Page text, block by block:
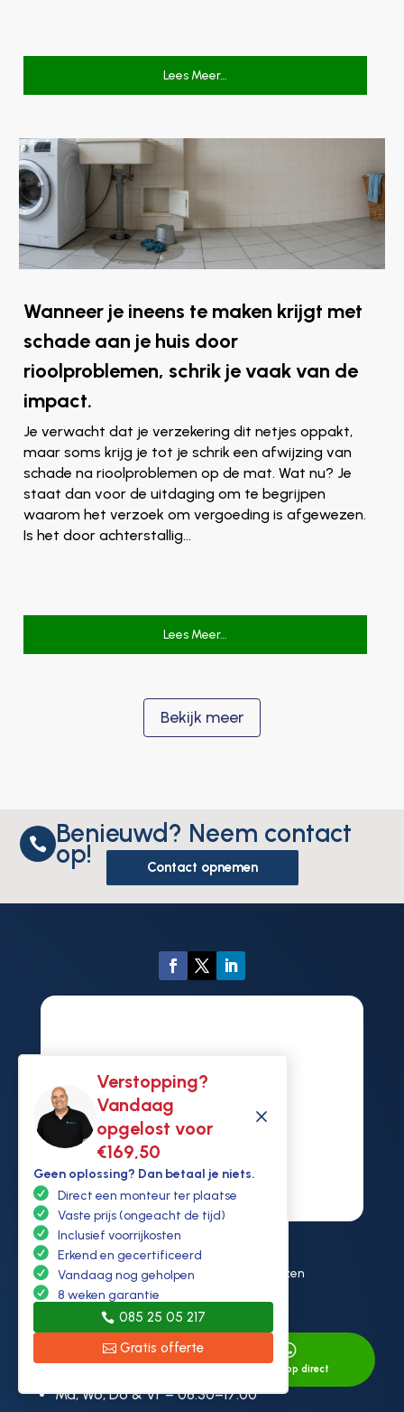
Lees Meer…
Wanneer je ineens te maken krijgt met
schade aan je huis door
rioolproblemen, schrik je vaak van de
impact.
Je verwacht dat je verzekering dit netjes oppakt,
maar soms krijg je tot je schrik een afwijzing van
schade na rioolproblemen op de mat. Wat nu? Je
staat dan voor de uitdaging om te begrijpen
waarom het verzoek om vergoeding is afgewezen.
Is het door achterstallig…
Lees Meer…
Bekijk meer
 Benieuwd? Neem contact
op! Contact opnemen
Verstopping?
Vandaag
opgelost voor
€169,50
M
Geen oplossing? Dan betaal je niets.
Direct een monteur ter plaatse
Vaste prijs (ongeacht de tijd)
Inclusief voorrijkosten
Erkend en gecertificeerd
Vandaag nog geholpen
8 weken garantie
085 25 05 217
Gratis offerte
Contactgegevens
 Nijverheidscentrum 40 2761JP Zevenhuizen
info@ontstoppen.nl
085 2505 217
KVK: 94307431
Ma, Wo, Do & Vr – 08:30–17:00
 
Whatsapp direct